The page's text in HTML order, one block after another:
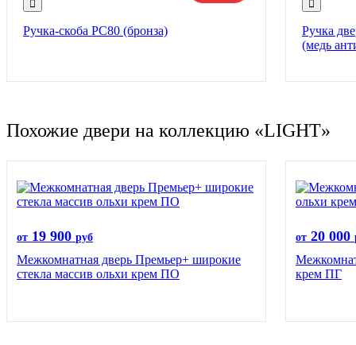
Ручка-скоба РС80 (бронза)
Ручка
(медь
Похожие двери на коллекцию «LIGHT»
от 19 900 руб
Межкомнатная дверь Премьер+ широкие
стекла массив ольхи крем ПО
от 20 000
крем ПГ